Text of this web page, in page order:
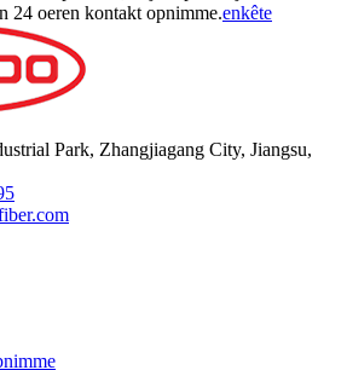
24 oeren kontakt opnimme.enkête
Park, Zhangjiagang City, Jiangsu,